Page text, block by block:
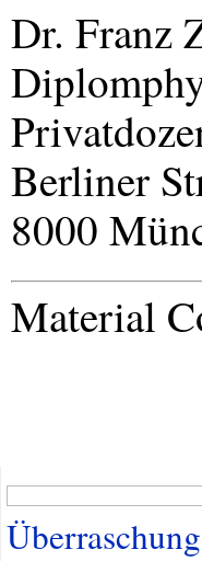
Dr. Franz
Berliner
8000
Material
Überraschung